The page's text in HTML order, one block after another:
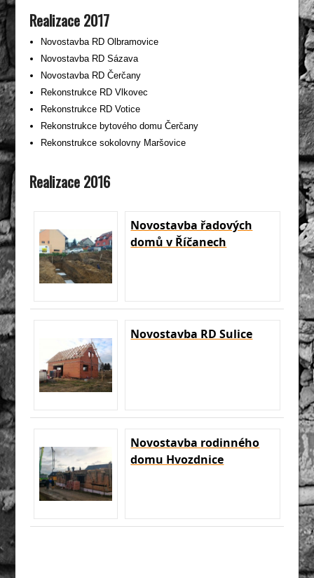
Realizace 2017
Novostavba RD Olbramovice
Novostavba RD Sázava
Novostavba RD Čerčany
Rekonstrukce RD Vlkovec
Rekonstrukce RD Votice
Rekonstrukce bytového domu Čerčany
Rekonstrukce sokolovny Maršovice
Realizace 2016
Novostavba řadových
domů v Říčanech
Novostavba RD Sulice
Novostavba rodinného
domu Hvozdnice